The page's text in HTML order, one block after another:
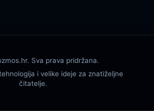
Sva prava pridržana.
i velike ideje za znatiželjne
čitatelje.